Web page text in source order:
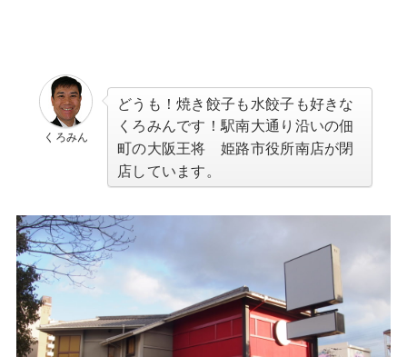
くろみん
どうも！焼き餃子も水餃子も好きな
くろみんです！駅南大通り沿いの佃
町の大阪王将 姫路市役所南店が閉
店しています。